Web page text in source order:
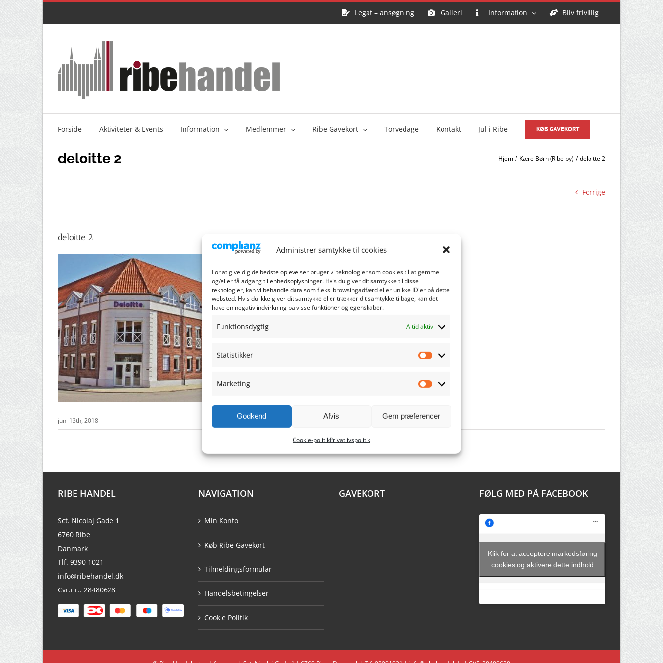
Administrer samtykke til cookies
For at give dig de bedste oplevelser bruger vi teknologier som cookies til at gemme
og/eller få adgang til enhedsoplysninger. Hvis du giver dit samtykke til disse
teknologier, kan vi behandle data som f.eks. browsingadfærd eller unikke ID'er på dette
websted. Hvis du ikke giver dit samtykke eller trækker dit samtykke tilbage, kan det
have en negativ indvirkning på visse funktioner og egenskaber.
Funktionsdygtig Altid aktiv
Statistikker
Statistikker
Marketing
Marketing
Godkend Afvis Gem præferencer
Cookie-politikPrivatlivspolitik
Skip
Legat – ansøgning Galleri Information Bliv frivillig
Forside Aktiviteter & Events Information Medlemmer Ribe Gavekort Torvedage Kontakt Jul i Ribe KØB GAVEKORT
deloitte 2 Hjem Kære Børn (Ribe by) deloitte 2
Forrige
deloitte 2
juni 13th, 2018
RIBE HANDEL
Sct. Nicolaj Gade 1
6760 Ribe
Danmark
Tlf. 9390 1021
info@ribehandel.dk
Cvr.nr.: 28480628
NAVIGATION
Min Konto
Køb Ribe Gavekort
Tilmeldingsformular
Handelsbetingelser
Cookie Politik
GAVEKORT FØLG MED PÅ FACEBOOK
Klik for at acceptere markedsføring
cookies og aktivere dette indhold